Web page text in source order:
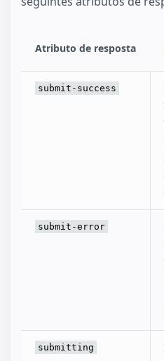
Atributo de resposta
submit-success
submit-error
submitting